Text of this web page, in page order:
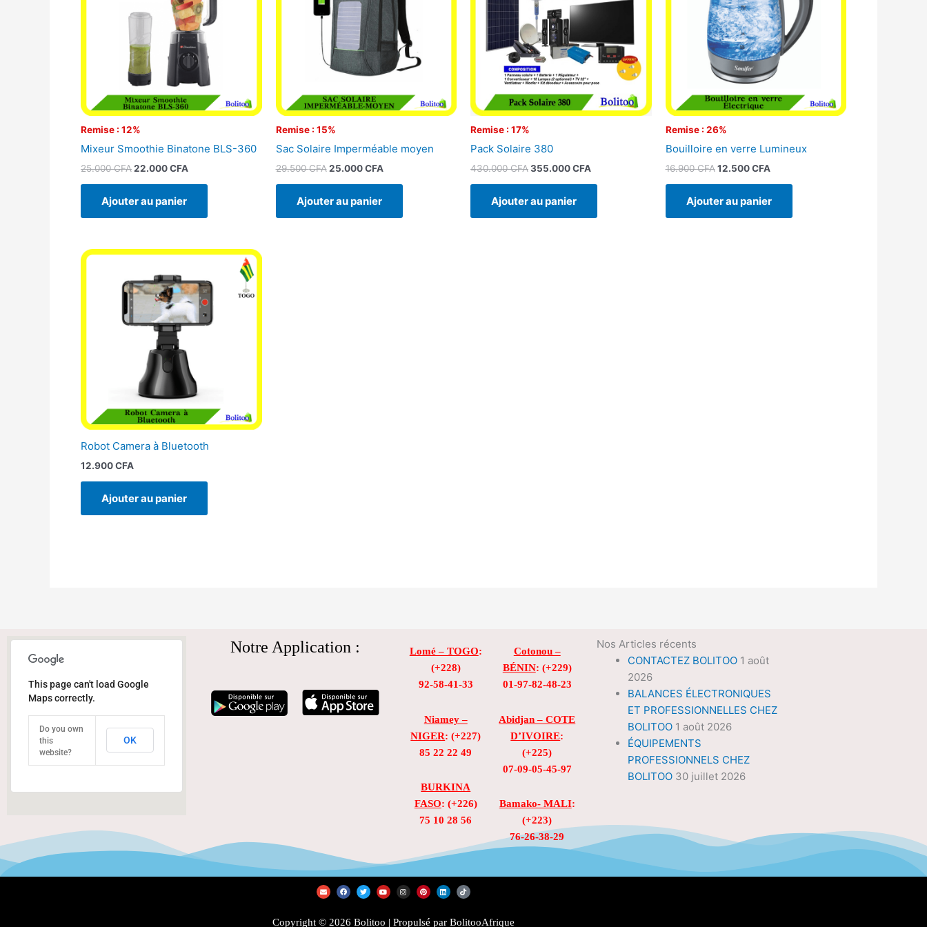
Remise : 12%
Mixeur Smoothie Binatone BLS-360
25.000CFA22.000CFA
Ajouter au panier
Remise : 15%
Sac Solaire Imperméable moyen
29.500CFA 25.000CFA
Ajouter au panier
Remise : 17%
Pack Solaire 380
430.000CFA355.000CFA
Ajouter au panier
Remise : 26%
Bouilloire en verre Lumineux
16.900CFA 12.500CFA
Ajouter au panier
Robot Camera à Bluetooth
12.900CFA
Ajouter au panier
This page can't load Google
Maps correctly.
Do you own
this
website?
OK
Notre Application : Lomé – TOGO:
(+228)
92-58-41-33
Niamey –
NIGER: (+227)
85 22 22 49
BURKINA
FASO: (+226)
75 10 28 56
Cotonou –
BÉNIN: (+229)
01-97-82-48-23
Abidjan – COTE
D’IVOIRE:
(+225)
07-09-05-45-97
Bamako- MALI:
(+223)
76-26-38-29
Nos Articles récents
CONTACTEZ BOLITOO 1 août
2026
BALANCES ÉLECTRONIQUES
ET PROFESSIONNELLES CHEZ
BOLITOO 1 août 2026
ÉQUIPEMENTS
PROFESSIONNELS CHEZ
BOLITOO 30 juillet 2026
E
n
v
o
F
a
c
o
T
w
i
e
Y
o
u
b
I
n
s
g
P
i
n
r
L
i
n
d
T
i
k
k
Copyright © 2026 Bolitoo | Propulsé par BolitooAfrique